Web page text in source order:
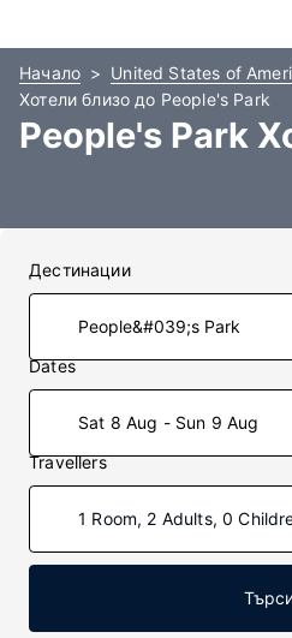
Начало
United States of
Хотели близо до People's Park
People's Park
Дестинации
Dates
Sat 8 Aug - Sun 9 Aug
Travellers
1 Room, 2 Adults, 0